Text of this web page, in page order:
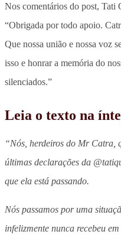
Nos comentários do post, Tati
“Obrigada por todo apoio.
Que nossa união e nossa voz
isso e honrar a memória do
silenciados.”
Leia o texto na
“Nós, herdeiros do Mr Catra,
últimas declarações da
que ela está passando.
Nós passamos por uma
infelizmente nunca recebeu